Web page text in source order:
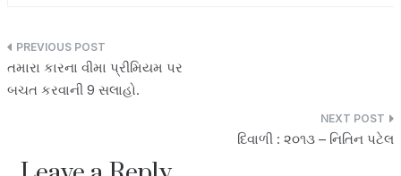
p
p
i
n
e
d
r
e
Post
navigation
તમારા કારના વીમા પ્રીમિયમ પર
બચત કરવાની 9 સલાહો.
દિવાળી : ૨૦૧૩ – નિતિન પટેલ